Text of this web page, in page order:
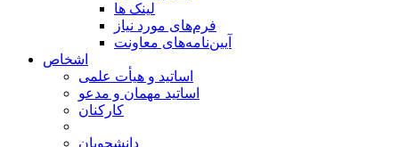
لینک ها
فرم‌های مورد نیاز
آیین‌نامه‌های معاونت
اشخاص
اساتید و هیأت علمی
اساتید مهمان و مدعو
کارکنان
دانشجویان